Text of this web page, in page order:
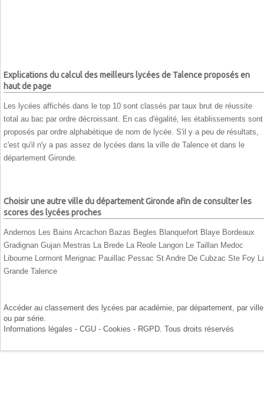
Explications du calcul des meilleurs lycées de Talence proposés en
haut de page
Les lycées affichés dans le top 10 sont classés par taux brut de réussite
total au bac par ordre décroissant. En cas d'égalité, les établissements sont
proposés par ordre alphabétique de nom de lycée. S'il y a peu de résultats,
c'est qu'il n'y a pas assez de lycées dans la ville de Talence et dans le
département Gironde.
Choisir une autre ville du département Gironde afin de consulter les
scores des lycées proches
Andernos Les Bains Arcachon Bazas Begles Blanquefort Blaye Bordeaux
Gradignan Gujan Mestras La Brede La Reole Langon
Le Taillan Medoc
Libourne
Lormont Merignac Pauillac Pessac St Andre De Cubzac Ste Foy
Grande Talence
Accéder au classement des lycées par académie , par département , par ville
ou par série
Informations légales - CGU - Cookies - RGPD . Tous droits réservés